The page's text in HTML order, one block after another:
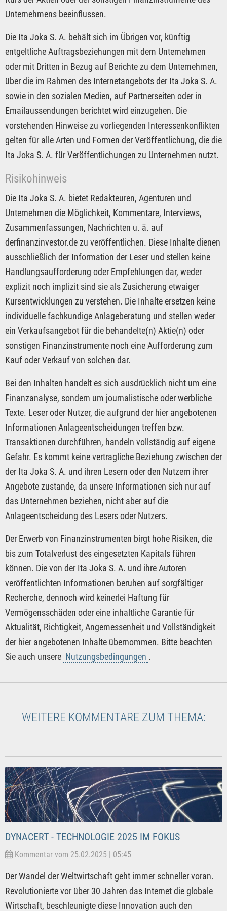
Unternehmens beeinflussen.
Die Ita Joka S. A. behält sich im Übrigen vor, künftig
entgeltliche Auftragsbeziehungen mit dem Unternehmen
oder mit Dritten in Bezug auf Berichte zu dem Unternehmen,
über die im Rahmen des Internetangebots der Ita Joka S. A.
sowie in den sozialen Medien, auf Partnerseiten oder in
Emailaussendungen berichtet wird einzugehen. Die
vorstehenden Hinweise zu vorliegenden Interessenkonflikten
gelten für alle Arten und Formen der Veröffentlichung, die die
Ita Joka S. A. für Veröffentlichungen zu Unternehmen nutzt.
Risikohinweis
Die Ita Joka S. A. bietet Redakteuren, Agenturen und
Unternehmen die Möglichkeit, Kommentare, Interviews,
Zusammenfassungen, Nachrichten u. ä. auf
derfinanzinvestor.de zu veröffentlichen. Diese Inhalte dienen
ausschließlich der Information der Leser und stellen keine
Handlungsaufforderung oder Empfehlungen dar, weder
explizit noch implizit sind sie als Zusicherung etwaiger
Kursentwicklungen zu verstehen. Die Inhalte ersetzen keine
individuelle fachkundige Anlageberatung und stellen weder
ein Verkaufsangebot für die behandelte(n) Aktie(n) oder
sonstigen Finanzinstrumente noch eine Aufforderung zum
Kauf oder Verkauf von solchen dar.
Bei den Inhalten handelt es sich ausdrücklich nicht um eine
Finanzanalyse, sondern um journalistische oder werbliche
Texte. Leser oder Nutzer, die aufgrund der hier angebotenen
Informationen Anlageentscheidungen treffen bzw.
Transaktionen durchführen, handeln vollständig auf eigene
Gefahr. Es kommt keine vertragliche Beziehung zwischen der
der Ita Joka S. A. und ihren Lesern oder den Nutzern ihrer
Angebote zustande, da unsere Informationen sich nur auf
das Unternehmen beziehen, nicht aber auf die
Anlageentscheidung des Lesers oder Nutzers.
Der Erwerb von Finanzinstrumenten birgt hohe Risiken, die
bis zum Totalverlust des eingesetzten Kapitals führen
können. Die von der Ita Joka S. A. und ihre Autoren
veröffentlichten Informationen beruhen auf sorgfältiger
Recherche, dennoch wird keinerlei Haftung für
Vermögensschäden oder eine inhaltliche Garantie für
Aktualität, Richtigkeit, Angemessenheit und Vollständigkeit
der hier angebotenen Inhalte übernommen. Bitte beachten
Sie auch unsere Nutzungsbedingungen .
WEITERE KOMMENTARE ZUM THEMA:
DYNACERT - TECHNOLOGIE 2025 IM FOKUS
Kommentar vom 25.02.2025 | 05:45
Der Wandel der Weltwirtschaft geht immer schneller voran.
Revolutionierte vor über 30 Jahren das Internet die globale
Wirtschaft, beschleunigte diese Innovation auch den